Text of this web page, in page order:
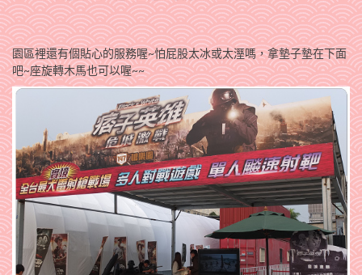
園區裡還有個貼心的服務喔~怕屁股太冰或太溼嗎，拿墊子墊在下面
吧~座旋轉木馬也可以喔~~